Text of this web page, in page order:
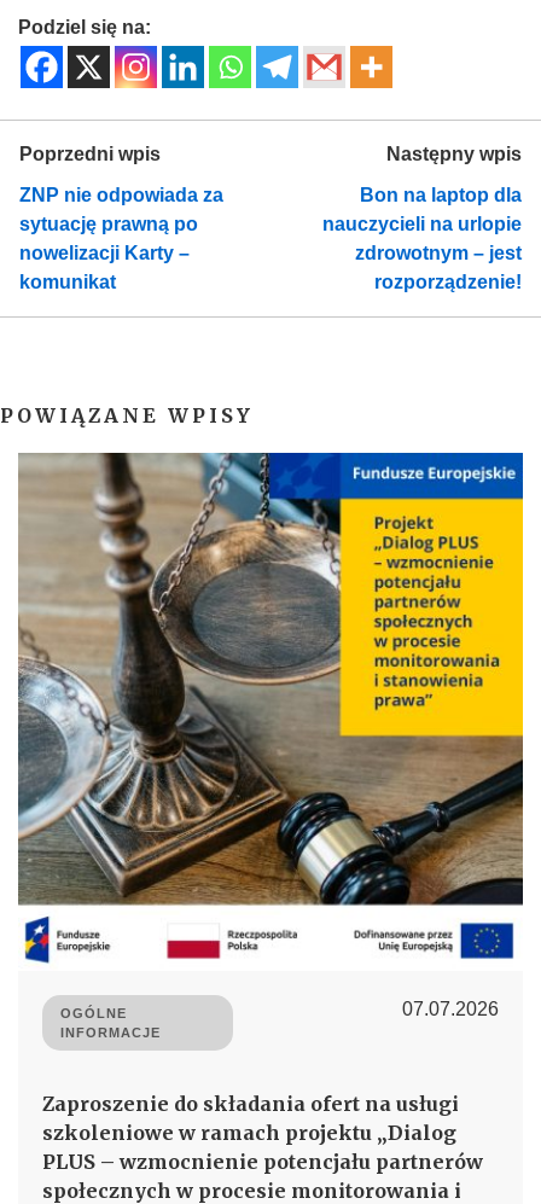
Podziel się na:
Poprzedni wpis
ZNP nie odpowiada za
sytuację prawną po
nowelizacji Karty –
komunikat
Następny wpis
Bon na laptop dla
nauczycieli na urlopie
zdrowotnym – jest
rozporządzenie!
POWIĄZANE WPISY
OGÓLNE
INFORMACJE
07.07.2026
Zaproszenie do składania ofert na usługi
szkoleniowe w ramach projektu „Dialog
PLUS – wzmocnienie potencjału partnerów
społecznych w procesie monitorowania i